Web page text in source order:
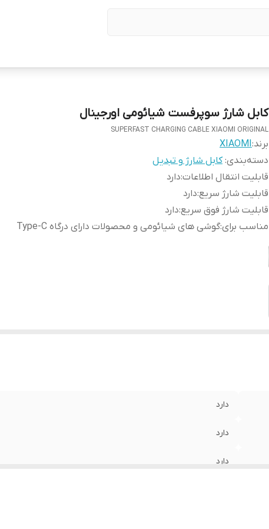
کابل شارژ سوپرفست شیائومی اورجینال
SUPERFAST CHARGING CABLE XIAOMI ORIGINAL
برند:XIAOMI
دسته‌بندی:کابل شارژ و تبدیل
قابلیت انتقال اطلاعات:دارد
قابلیت شارژ سریع:دارد
قابلیت شارژ فوق سریع:دارد
مناسب برای:گوشی های شیائومی و محصولات دارای درگاه Type-C
دارد
دارد
دارد